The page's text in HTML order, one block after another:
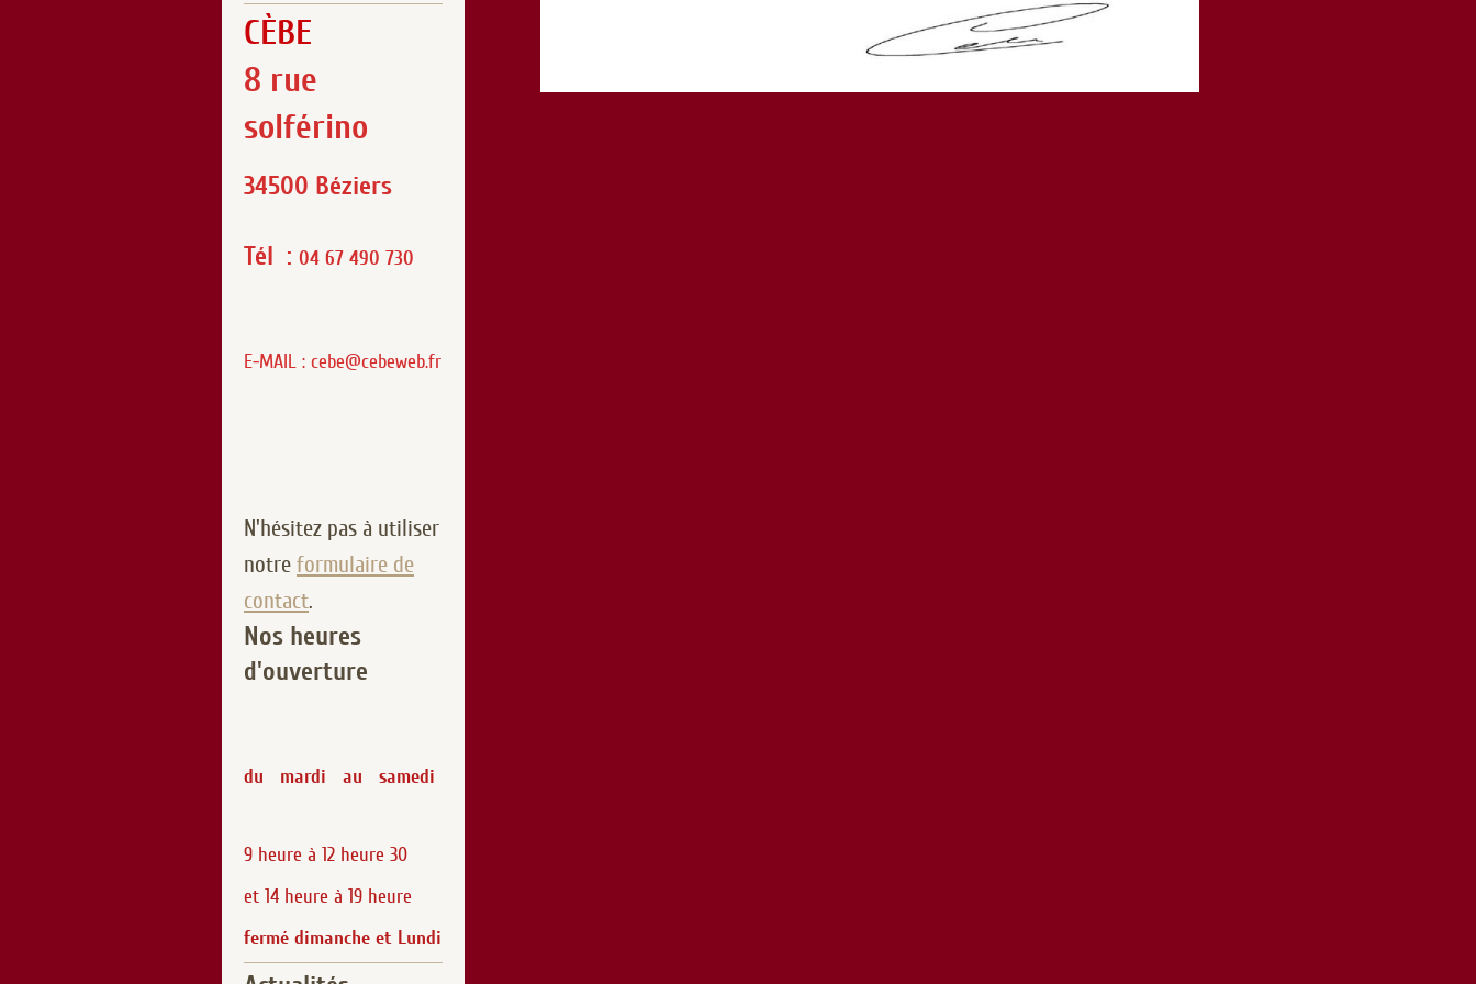
CÈBE
8 rue
solférino
34500 Béziers
Tél : 04 67 490 730
E-MAIL : cebe@cebeweb.fr
N'hésitez pas à utiliser
notre formulaire de
contact.
Nos heures
d'ouverture
du mardi au samedi
9 heure à 12 heure 30
et 14 heure à 19 heure
fermé dimanche et Lundi